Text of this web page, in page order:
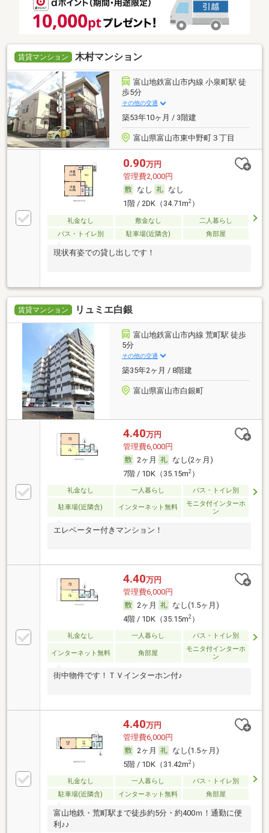
賃貸マンション 木村マンション
富山地鉄富山市内線 小泉町駅 徒
歩5分
その他の交通
築53年10ヶ月 / 3階建
富山県富山市東中野町３丁目
0.90万円
管理費2,000円
なし
なし
1階 / 2DK（34.71m2）
礼金なし 敷金なし
二人暮らし
バス・トイレ別
駐車場(近隣含) 角部屋
現状有姿での貸し出しです！
賃貸マンション リュミエ白銀
富山地鉄富山市内線 荒町駅 徒歩
5分
その他の交通
築35年2ヶ月 / 8階建
富山県富山市白銀町
4.40万円
管理費6,000円
2ヶ月
なし(2ヶ月)
7階 / 1DK（35.15m2）
礼金なし 一人暮らし バス・トイレ別
駐車場(近隣含) インターネット無料
モニタ付インターホ
ン
エレベーター付きマンション！
4.40万円
管理費6,000円
2ヶ月
なし(1.5ヶ月)
4階 / 1DK（35.15m2）
礼金なし 一人暮らし バス・トイレ別
インターネット無料 角部屋
モニタ付インターホ
ン
街中物件です！ＴＶインターホン付♪
4.40万円
管理費6,000円
2ヶ月
なし(1.5ヶ月)
5階 / 1DK（31.42m2）
礼金なし 一人暮らし
バス・トイレ別
駐車場(近隣含)
インターネット無料 角部屋
富山地鉄・荒町駅まで徒歩約5分・約400ｍ！通勤に便
利♪♪